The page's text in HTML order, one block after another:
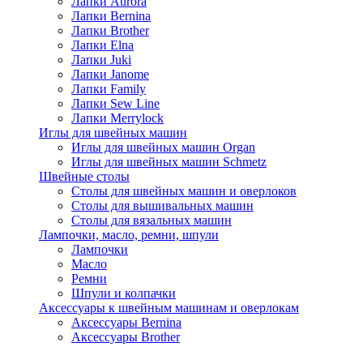
Лапки Bernina
Лапки Brother
Лапки Elna
Лапки Juki
Лапки Janome
Лапки Family
Лапки Sew Line
Лапки Merrylock
Иглы для швейных машин
Иглы для швейных машин Organ
Иглы для швейных машин Schmetz
Швейные столы
Столы для швейных машин и оверлоков
Столы для вышивальных машин
Столы для вязальных машин
Лампочки, масло, ремни, шпули
Лампочки
Масло
Ремни
Шпули и колпачки
Аксессуары к швейным машинам и оверлокам
Аксессуары Bernina
Аксессуары Brother